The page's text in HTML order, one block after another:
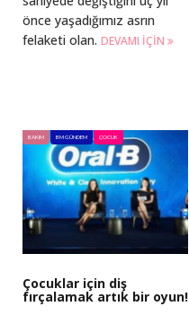
önce yaşadığımız asrın
felaketi olan. DEVAMI IÇIN
BAKIM BM GÜNDEM ÇOCUK
Çocuklar için diş
fırçalamak artık bir oyun!